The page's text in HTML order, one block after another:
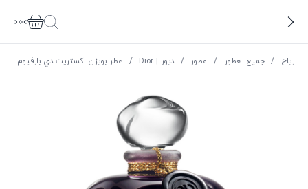
ریاح / جميع العطور / عطور / ديور | Dior / عطر بويزن اكستريت دي بارفيوم